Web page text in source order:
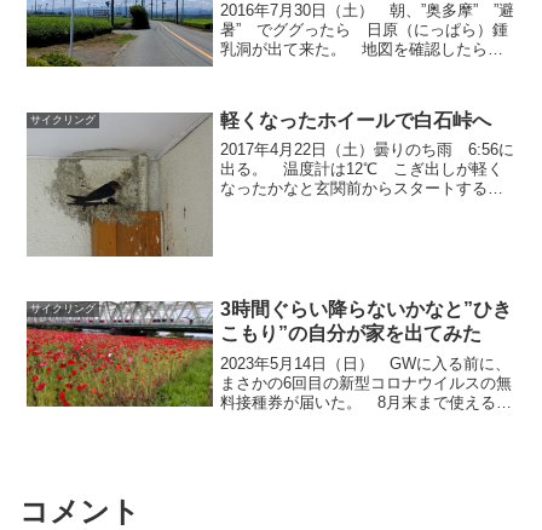
2016年7月30日（土） 朝、”奥多摩” ”避
暑” でググったら 日原（にっぱら）鍾
乳洞が出て来た。 地図を確認したら奥
る。 温度計は27℃台10:45 荒サイか
ら...
サイクリング 軽くなったホイールで白石峠へ
2017年4月22日（土）曇りのち雨 6:56に
出る。 温度計は12℃ こぎ出しが軽く
なったかなと玄関前からスタートする
サイクリング
3時間ぐらい降らないかなと”ひき
こもり”の自分が家を出てみた
2023年5月14日（日） GWに入る前に、
まさかの6回目の新型コロナウイルスの無
料接種券が届いた。 8月末まで使える
コメント